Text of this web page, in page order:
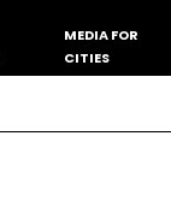
MEDIA FOR
CITIES